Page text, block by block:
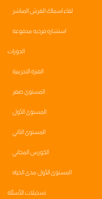
لقاء اسماك القرش المباشر
استشاره فرديه مدفوعة
الدورات
الفترة التجريبية
المستوى صفر
المستوى الأول
المستوى الثاني
الكورس المجاني
المستوى الأول مدى الحياه
تسجيلات الأسئلة